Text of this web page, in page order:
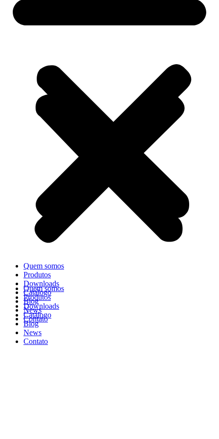
Quem somos
Produtos
Downloads
Catálogo
Blog
News
Contato
Quem somos
Produtos
Downloads
Catálogo
Blog
News
Contato